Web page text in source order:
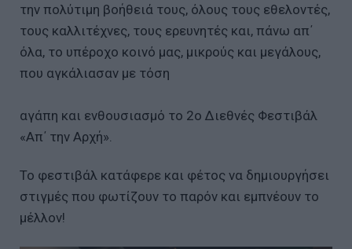
την πολύτιμη βοήθειά τους, όλους τους εθελοντές,
τους καλλιτέχνες, τους ερευνητές και, πάνω απ΄
όλα, το υπέροχο κοινό μας, μικρούς και μεγάλους,
που αγκάλιασαν με τόση
αγάπη και ενθουσιασμό το 2ο Διεθνές Φεστιβάλ
«Απ΄ την Αρχή».
Το φεστιβάλ κατάφερε και φέτος να δημιουργήσει
στιγμές που φωτίζουν το παρόν και εμπνέουν το
μέλλον!